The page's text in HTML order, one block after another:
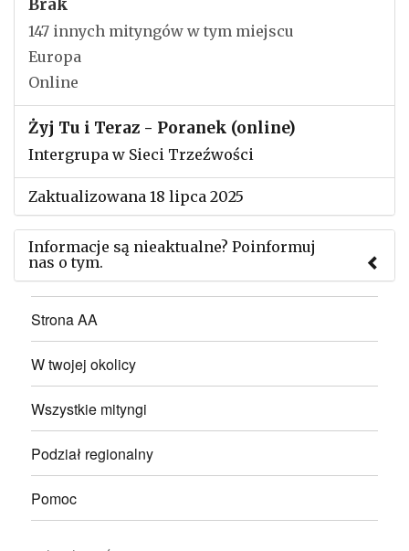
Brak
147 innych mityngów w tym miejscu
Europa
Online
Żyj Tu i Teraz - Poranek (online)
Intergrupa w Sieci Trzeźwości
Zaktualizowana 18 lipca 2025
Informacje są nieaktualne? Poinformuj
nas o tym.
Użyj tego formularza aby przesłać informację o
zmianach w powyższym mityngu.
Strona AA
W twojej okolicy
Wszystkie mityngi
Podział regionalny
Pomoc